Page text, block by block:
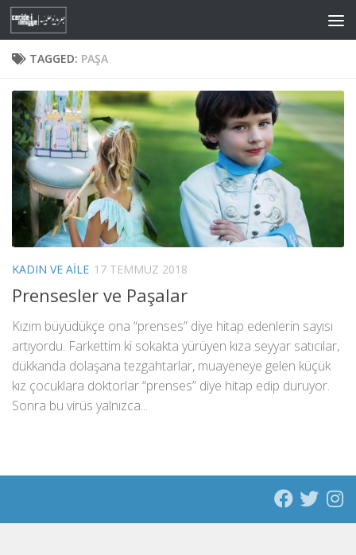
Skip to content
TAGGED: PAŞA
KADIN VE AILE 17 TEMMUZ 2018
Prensesler ve Paşalar
Kızım büyüdükçe ona “prenses” diye hitap edenlerin sayısı
artıyordu. Farkettim ki sokakta yürüyen kıza seyyar satıcılar,
dükkanda dolaşana tezgahtarlar, muayeneye gelen küçük
kız çocuklara doktorlar “prenses” diye hitap edip duruyor.
Sonra bu virüs yalnızca...